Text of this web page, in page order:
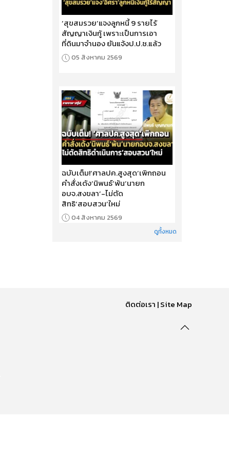
‘สุขสมรวย’แจงลูกหนี้ 9 รายไร้
สัญญาเงินกู้ เพราะเป็นการเอา
ที่ดินมาจำนอง ยันแจ้งป.ป.ช.แล้ว
05 สิงหาคม 2569
ฉบับเต็ม!‘ศาลปค.สูงสุด’เพิกถอน
คำสั่งเด้ง‘นิพนธ์’พ้น‘นายก
อบจ.สงขลา’-ไม่ตัด
สิทธิ‘สอบสวน’ใหม่
04 สิงหาคม 2569
ดูทั้งหมด
ติดต่อเรา |Site Map